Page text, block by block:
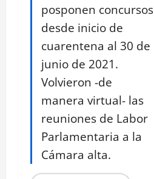
posponen concursos
desde inicio de
cuarentena al 30 de
junio de 2021.
Volvieron -de
manera virtual- las
reuniones de Labor
Parlamentaria a la
Cámara alta.